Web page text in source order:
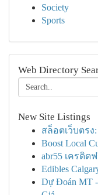
Society
Sports
Web Directory
New Site Listings
สล็อตเว็บตร
Boost Local
abr55 เครดิ
Edibles
Dự Đoán MT